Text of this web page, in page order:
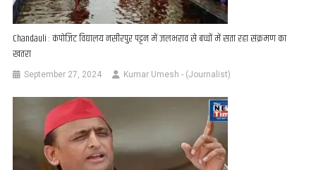
Chandauli : कंपोजिट विद्यालय नसीरपुर पट्टन में जलभराव से बच्चों में सता रहा संक्रमण का
खतरा
September 27, 2024 Kumar Umesh - (Journalist)